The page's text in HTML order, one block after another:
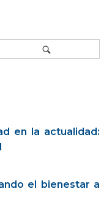
en la actualidad:
el bienestar a